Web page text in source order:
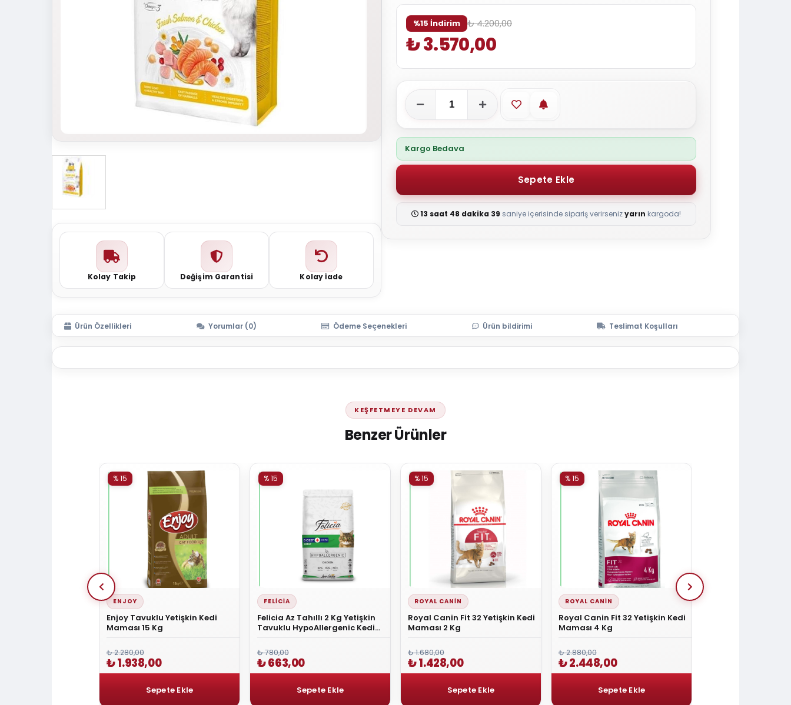
Kolay Takip Değişim Garantisi Kolay İade
%15 İndirim ₺ 4.200,00
₺ 3.570,00
Favorilere ekle
Stoğa gelince haber ver
Kargo Bedava
13 saat 48 dakika 39 saniye içerisinde sipariş verirsenizyarın kargoda!
Ürün Özellikleri Yorumlar (0) Ödeme Seçenekleri Ürün bildirimi Teslimat Koşulları
KEŞFETMEYE DEVAM
Benzer Ürünler
ENJOY
Enjoy Tavuklu Yetişkin Kedi
Maması 15 Kg
% 15
₺ 2.280,00
₺ 1.938,00
FELICIA
Felicia Az Tahıllı 2 Kg Yetişkin
Tavuklu HypoAllergenic Kedi
% 15
₺ 780,00
₺ 663,00
ROYAL CANIN
Royal Canin Fit 32 Yetişkin Kedi
Maması 2 Kg
% 15
₺ 1.680,00
₺ 1.428,00
ROYAL CANIN
Royal Canin Fit 32 Yetişkin Kedi
Maması 4 Kg
% 15
₺ 2.880,00
₺ 2.448,00